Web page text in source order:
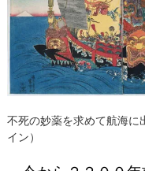
不死の妙薬を求めて航海に
イン）